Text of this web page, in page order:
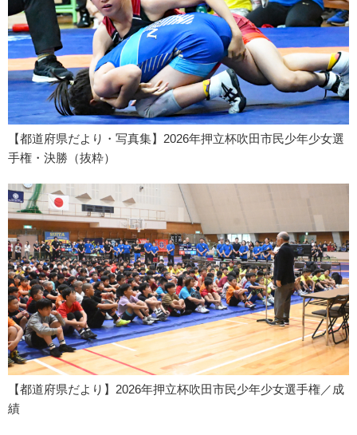
【都道府県だより・写真集】2026年押立杯吹田市民少年少女選
手権・決勝（抜粋）
【都道府県だより】2026年押立杯吹田市民少年少女選手権／成
績